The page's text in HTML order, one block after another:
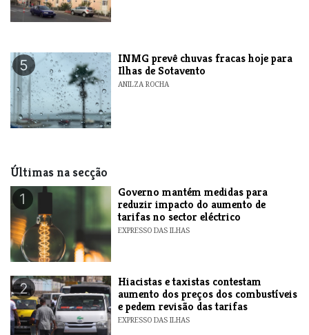
5
INMG prevê chuvas fracas hoje para
Ilhas de Sotavento
ANILZA ROCHA
Últimas na secção
1
Governo mantém medidas para
reduzir impacto do aumento de
tarifas no sector eléctrico
EXPRESSO DAS ILHAS
2
Hiacistas e taxistas contestam
aumento dos preços dos combustíveis
e pedem revisão das tarifas
EXPRESSO DAS ILHAS